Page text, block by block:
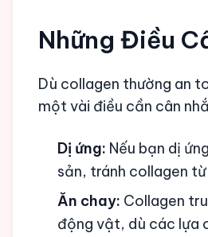
Những Điều
Dù collagen thường an
một vài điều cần cân
Dị ứng: Nếu bạn dị
sản, tránh collagen
Ăn chay: Collagen
động vật, dù các lựa